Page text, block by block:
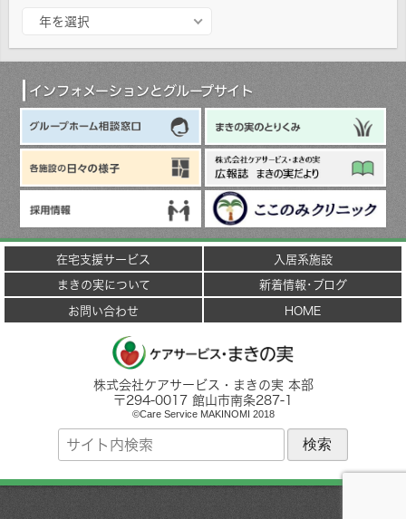
カ
年を選択
インフォメーションとグループサイト
在宅支援サービス
入居系施設
まきの実について
新着情報･ブログ
お問い合わせ
HOME
株式会社ケアサービス・まきの実 本部
〒294-0017 館山市南条287-1
©Care Service MAKINOMI 2018
サ
ト
検